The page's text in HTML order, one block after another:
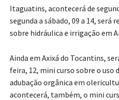
Itaguatins, acontecerá de
segunda a sábado, 09 a 14, será
sobre hidráulica e irrigação em
Ainda em Axixá do Tocantins,
feira, 12, mini curso sobre o uso
adubação orgânica em
acontecerá, também, o mini